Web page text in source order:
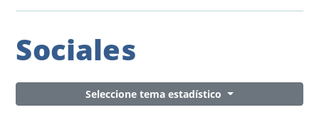
Sociales
Seleccione tema estadístico